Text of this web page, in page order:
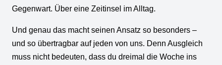
Gegenwart. Über eine Zeitinsel im Alltag.
Und genau das macht seinen Ansatz so besonders –
und so übertragbar auf jeden von uns. Denn Ausgleich
muss nicht bedeuten, dass du dreimal die Woche ins